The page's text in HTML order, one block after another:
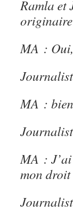
Ramla et
originaire
MA :
MA :
MA : J’ai
mon droit